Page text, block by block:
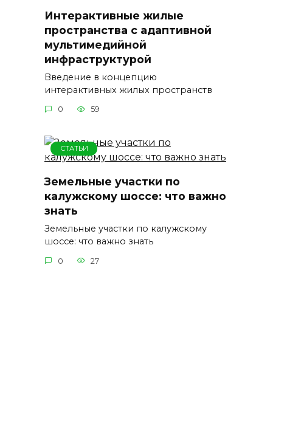
Интерактивные жилые
пространства с адаптивной
мультимедийной
инфраструктурой
Введение в концепцию
интерактивных жилых пространств
0 59
СТАТЬИ
Земельные участки по
калужскому шоссе: что важно
знать
Земельные участки по калужскому
шоссе: что важно знать
0 27